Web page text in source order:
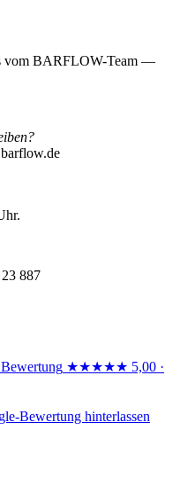
vom BARFLOW-Team —
887
★★★★★ 5,00 ·
Bewertung hinterlassen